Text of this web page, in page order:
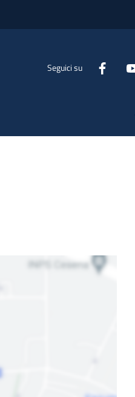
Seguici su